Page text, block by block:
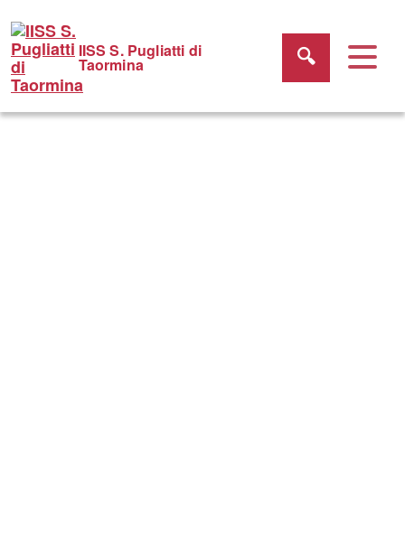
IISS S. Pugliatti di
Taormina